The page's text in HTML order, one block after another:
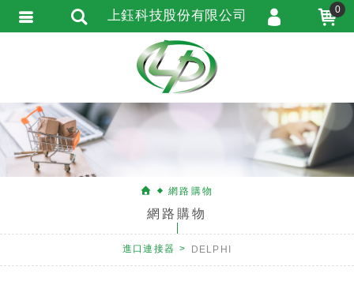
網路購物
網路購物
進口連接器 DELPHI
上鈺科技股份有限公司 0
會員登入
會員註冊
忘記密碼